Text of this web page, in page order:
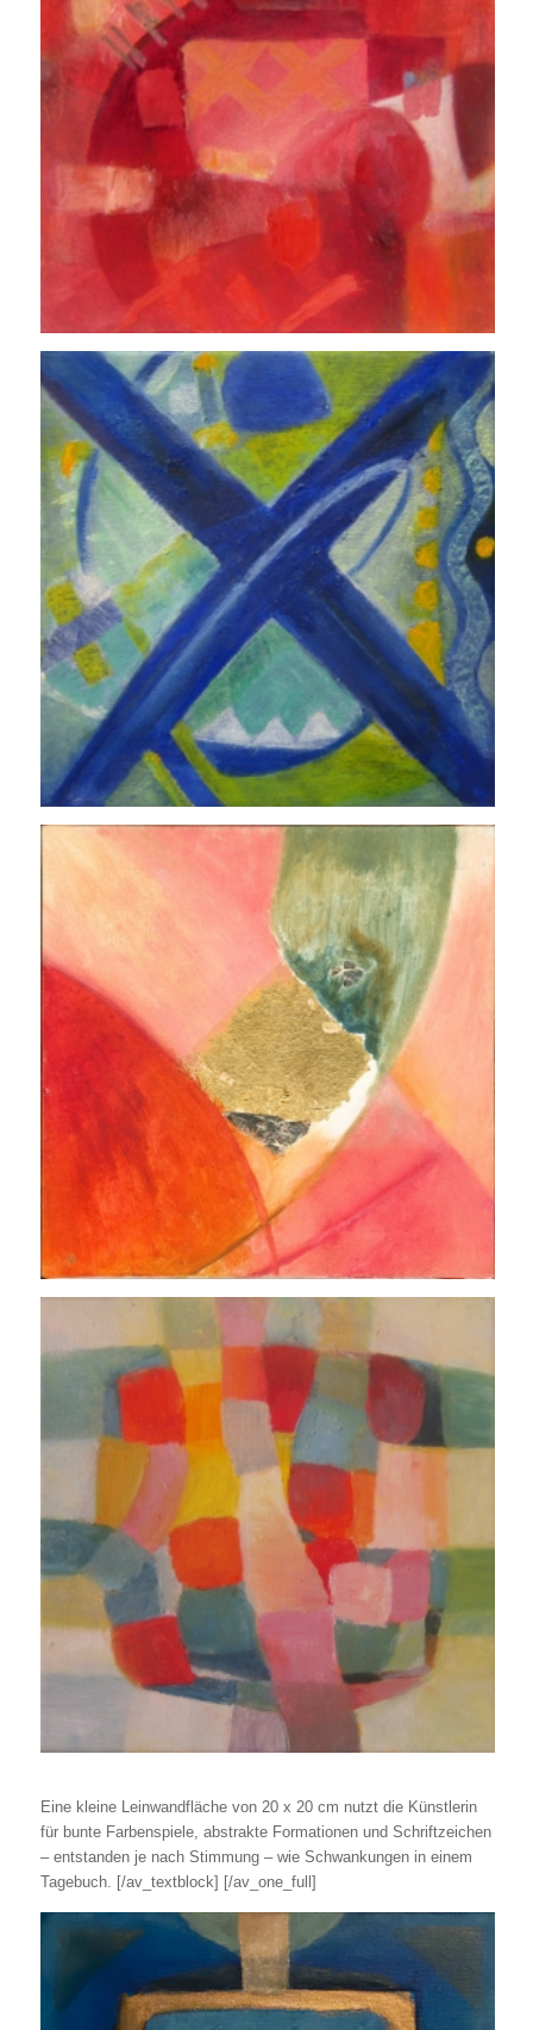
Eine kleine Leinwandfläche von 20 x 20 cm nutzt die Künstlerin
für bunte Farbenspiele, abstrakte Formationen und Schriftzeichen
– entstanden je nach Stimmung – wie Schwankungen in einem
Tagebuch. [/av_textblock] [/av_one_full]